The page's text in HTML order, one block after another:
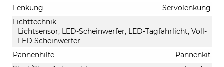
Lenkung
Servolenkung
Lichttechnik
Lichtsensor, LED-Scheinwerfer, LED-Tagfahrlicht, Voll-
LED Scheinwerfer
Pannenhilfe
Pannenkit